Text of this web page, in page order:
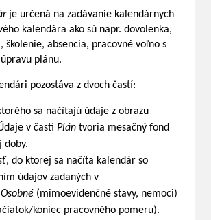
je určená na zadávanie kalendárnych
kalendára ako sú napr. dovolenka,
školenie, absencia, pracovné voľno s
plánu.
pozostáva z dvoch častí:
sa načítajú údaje z obrazu
v časti Plán tvoria mesačný fond
doby.
, do ktorej sa načíta kalendár so
údajov zadaných v
Osobné (mimoevidenčné stavy, nemoci)
koniec pracovného pomeru).